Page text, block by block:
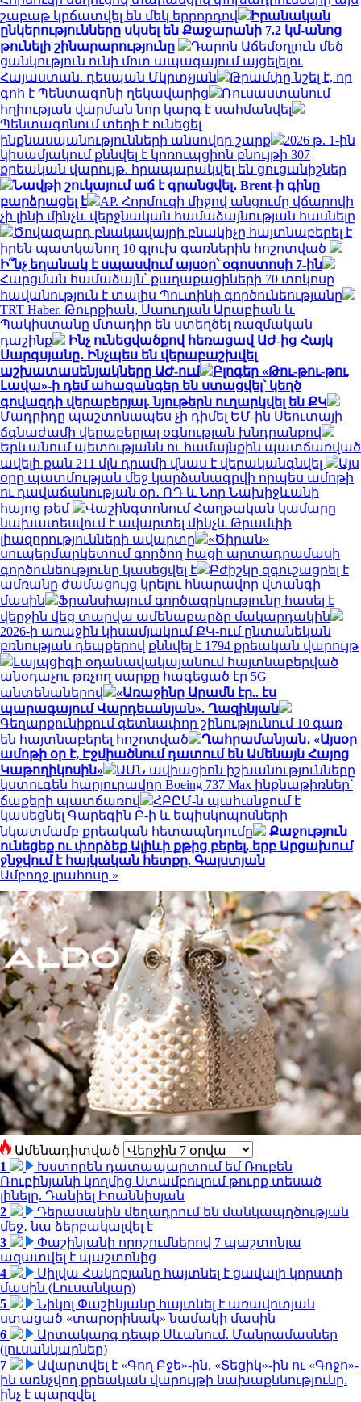
շաբաթ կրճատվել են մեկ երրորդով
Իրանական
ընկերությունները սկսել են Քաջարանի 7.2 կմ-անոց
թունելի շինարարությունը
Դարոն Աճեմօղլուն մեծ
ցանկություն ունի մոտ ապագայում այցելելու
Հայաստան. դեսպան Մկրտչյան
Թրամփը նշել է, որ
գոհ է Պենտագոնի ղեկավարից
Ռուսաստանում
հղիության վարման նոր կարգ է սահմանվել
Պենտագոնում տեղի է ունեցել
ինքնասպանությունների անսովոր շարք
2026 թ. 1-ին
կիսամյակում քննվել է կոռուպցիոն բնույթի 307
քրեական վարույթ. հրապարակվել են ցուցանիշներ
Նավթի շուկայում աճ է գրանցվել․ Brent-ի գինը
բարձրացել է
AP. Հորմուզի միջով անցումը վճարովի
չի լինի մինչև վերջնական համաձայնության հասնելը
Ծովազարդ բնակավայրի բնակիչը հայտնաբերել է
իրեն պատկանող 10 գլուխ գառներին հոշոտված
Ի՞նչ եղանակ է սպասվում այսօր՝ օգոստոսի 7-ին
Հարցման համաձայն՝ քաղաքացիների 70 տոկոսը
հավանություն է տալիս Պուտինի գործունեությանը
TRT Haber. Թուրքիան, Սաուդյան Արաբիան և
Պակիստանը մտադիր են ստեղծել ռազմական
դաշինք
Ինչ ունեցվածքով հեռացավ ԱԺ-ից Հայկ
Սարգսյանը․ Ինչպես են վերաբաշխվել
աշխատասենյակները ԱԺ-ում
Բլոգեր «Թու-թու-թու
Լավա»-ի դեմ ահազանգեր են ստացվել՝ կեղծ
գովազդի վերաբերյալ. նյութերն ուղարկվել են ՔԿ
Մադրիդը պաշտոնապես չի դիմել ԵՄ-ին Սեուտայի ​​
ճգնաժամի վերաբերյալ օգնության խնդրանքով
Երևանում պետությանն ու համայնքին պատճառված
ավելի քան 211 մլն դրամի վնաս է վերականգնվել
Այս
օրը պատմության մեջ կարձանագրվի որպես ամոթի
ու դավաճանության օր․ ՌԴ և Նոր Նախիջևանի
հայոց թեմ
Վաշինգտոնում Հաղթական կամարը
նախատեսվում է ավարտել մինչև Թրամփի
լիազորությունների ավարտը
«Ծիրան»
սուպերմարկետում գործող հացի արտադրամասի
գործունեությունը կասեցվել է
Բժիշկը զգուշացրել է
ամռանը ժամացույց կրելու հնարավոր վտանգի
մասին
Ֆրանսիայում գործազրկությունը հասել է
վերջին վեց տարվա ամենաբարձր մակարդակին
2026-ի առաջին կիսամյակում ՔԿ-ում ընտանեկան
բռնության դեպքերով քննվել է 1794 քրեական վարույթ
Լայպցիգի օդանավակայանում հայտնաբերված
անօդաչու թռչող սարքը հագեցած էր 5G
անտենաներով
«Առաջինը Արամն էր.. էս
պարագայում Վարդեւանյան». Ղազինյան
Գեղարքունիքում գետնափոր շինությունում 10 գառ
են հայտնաբերել հոշոտված
Ղահրամանյան․ «Այսօր
ամոթի օր է, Էջմիածնում դատում են Ամենայն Հայոց
Կաթողիկոսին»
ԱՄՆ ավիացիոն իշխանությունները
կստուգեն հարյուրավոր Boeing 737 Max ինքնաթիռներ՝
ճաքերի պատճառով
ՀԲԸՄ-ն պահանջում է
կասեցնել Գարեգին Բ-ի և եպիսկոպոսների
նկատմամբ քրեական հետապնդումը
Քաջություն
ունեցեք ու փորձեք Ալիևի քթից բերել, երբ Արցախում
ջնջվում է հայկական հետքը. Գալստյան
Ամբողջ լրահոսը »
Ամենադիտված
1
Խստորեն դատապարտում եմ Ռուբեն
Ռուբինյանի կողմից Ստամբուլում թուրք տեսած
լինելը. Դանիել Իոաննիսյան
2
Դերասանին մեղադրում են մանկապղծության
մեջ․ նա ձերբակալվել է
3
Փաշինյանի որոշումներով 7 պաշտոնյա
ազատվել է պաշտոնից
4
Սիլվա Հակոբյանը հայտնել է ցավալի կորստի
մասին (Լուսանկար)
5
Նիկոլ Փաշինյանը հայտնել է առավոտյան
ստացած «տարօրինակ» նամակի մասին
6
Արտակարգ դեպք Սևանում. Մանրամասներ
(լուսանկարներ)
7
Ավարտվել է «Գող Բջե»-ին, «Տեցիկ»-ին ու «Գոջո»-
ին առնչվող քրեական վարույթի նախաքննությունը.
ինչ է պարզվել